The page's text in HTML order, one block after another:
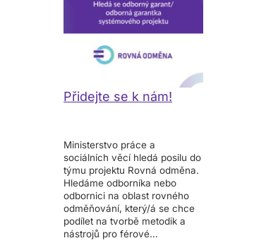
Přidejte se k nám!
Ministerstvo práce a
sociálních věcí hledá posilu do
týmu projektu Rovná odměna.
Hledáme odborníka nebo
odbornici na oblast rovného
odměňování, který/á se chce
podílet na tvorbě metodik a
nástrojů pro férové